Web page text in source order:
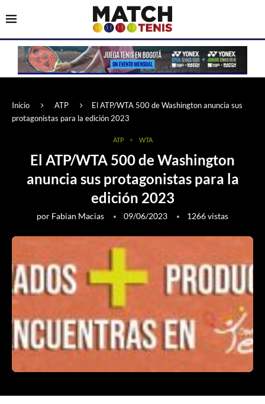
Inicio ATP
El ATP/WTA 500 de Washington anuncia sus
protagonistas para la edición 2023
ATP WTA
El ATP/WTA 500 de Washington
anuncia sus protagonistas para la
edición 2023
por Fabian Macias 09/06/2023 1266vistas